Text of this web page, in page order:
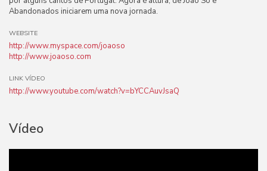
Abandonados iniciarem uma nova jornada.
WEBSITE
http://www.myspace.com/joaoso
http://www.joaoso.com
LINK VÍDEO
http://www.youtube.com/watch?v=bYCCAuvJsaQ
Vídeo